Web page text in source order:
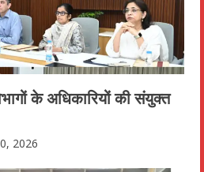
के अधिकारियों की संयुक्त
2026